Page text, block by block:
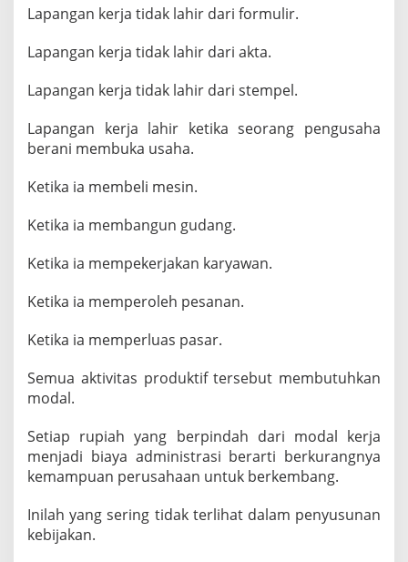
Lapangan kerja tidak lahir dari formulir.
Lapangan kerja tidak lahir dari akta.
Lapangan kerja tidak lahir dari stempel.
Lapangan kerja lahir ketika seorang pengusaha
berani membuka usaha.
Ketika ia membeli mesin.
Ketika ia membangun gudang.
Ketika ia mempekerjakan karyawan.
Ketika ia memperoleh pesanan.
Ketika ia memperluas pasar.
Semua aktivitas produktif tersebut membutuhkan
modal.
Setiap rupiah yang berpindah dari modal kerja
menjadi biaya administrasi berarti berkurangnya
kemampuan perusahaan untuk berkembang.
Inilah yang sering tidak terlihat dalam penyusunan
kebijakan.